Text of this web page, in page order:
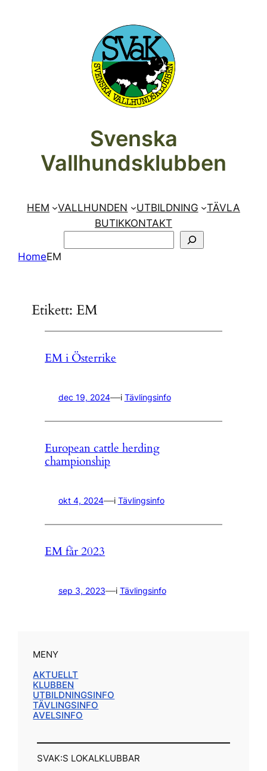
Svenska
Vallhundsklubben
HEM VALLHUNDEN UTBILDNING
TÄVLA
BUTIKKONTAKT
HomeEM
Etikett: EM
EM i Österrike
dec 19, 2024—i Tävlingsinfo
European cattle herding
championship
okt 4, 2024—i Tävlingsinfo
EM får 2023
sep 3, 2023—i Tävlingsinfo
MENY
AKTUELLT
KLUBBEN
UTBILDNINGSINFO
TÄVLINGSINFO
AVELSINFO
SVAK:S LOKALKLUBBAR